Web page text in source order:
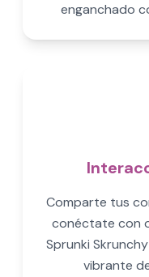
enganchado
Comparte tus
conéctate con
Sprunki
vibrante